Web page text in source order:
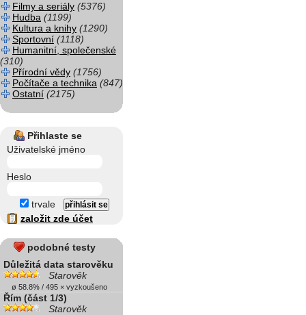
Filmy a seriály (5376)
Hudba (1199)
Kultura a knihy (1290)
Sportovní (1118)
Humanitní, společenské
(310)
Přírodní vědy (1756)
Počítače a technika (847)
Ostatní (2175)
Přihlaste se
Uživatelské jméno
Heslo
trvale
založit zde účet
podobné testy
Důležitá data starověku
Starověk
ø 58.8% / 495 × vyzkoušeno
Řím (část 1/3)
Starověk